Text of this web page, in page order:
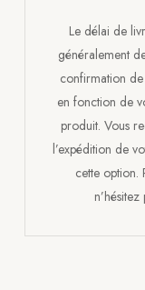
Le délai de
généralement
confirmation
en fonction de
produit. Vous
l’expédition de
cette option.